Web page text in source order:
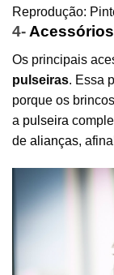
Reprodução:
4-
Os principais
pulseiras. Essa
porque os
a pulseira
de alianças,